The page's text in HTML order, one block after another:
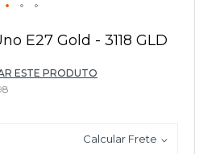
E27 Gold - 3118 GLD
ESTE PRODUTO
Calcular Frete